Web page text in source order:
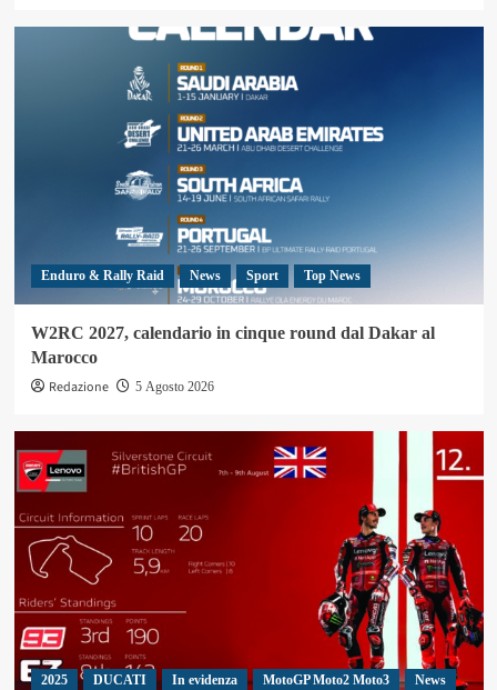
Enduro & Rally Raid News Sport Top News
W2RC 2027, calendario in cinque round dal Dakar al
Marocco
Redazione
5 Agosto 2026
2025 DUCATI In evidenza MotoGP Moto2 Moto3 News